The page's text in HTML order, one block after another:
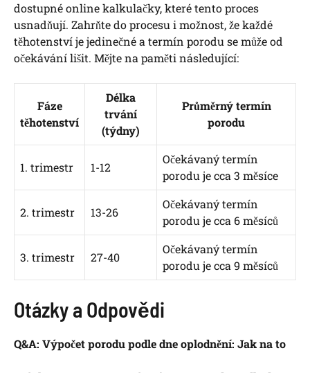
dostupné online kalkulačky, které tento proces
usnadňují. Zahrňte do procesu i možnost, že každé
těhotenství je jedinečné a termín porodu se může od
očekávání lišit. Mějte na paměti následující:
Fáze
těhotenství
Délka
trvání
(týdny)
Průměrný termín
porodu
1. trimestr 1-12
Očekávaný termín
porodu je cca 3 měsíce
2. trimestr 13-26
Očekávaný termín
porodu je cca 6 měsíců
3. trimestr 27-40
Očekávaný termín
porodu je cca 9 měsíců
Otázky a Odpovědi
Q&A: Výpočet porodu podle dne oplodnění: Jak na to